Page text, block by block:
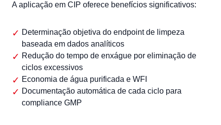
A aplicação em CIP oferece benefícios significativos:
Determinação objetiva do endpoint de limpeza
baseada em dados analíticos
Redução do tempo de enxágue por eliminação de
ciclos excessivos
Economia de água purificada e WFI
Documentação automática de cada ciclo para
compliance GMP